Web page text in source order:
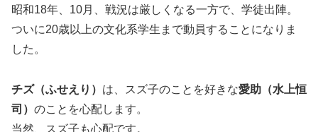
昭和18年、10月、戦況は厳しくなる一方で、学徒出陣。
ついに20歳以上の文化系学生まで動員することになりま
した。
チズ（ふせえり） は、スズ子のことを好きな愛助（水上恒
司） のことを心配します。
当然、スズ子も心配です。